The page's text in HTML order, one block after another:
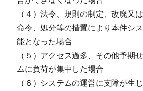
（４）法令、規則の制定、改廃又
命令、処分等の措置により本件シ
能となった場合
（５）アクセス過多、その他予期
ムに負荷が集中した場合
（６）システムの運営に支障が生